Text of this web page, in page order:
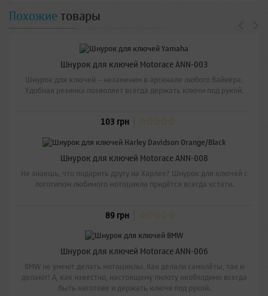
Похожиетовары
Шнурок для ключей Motorace ANN-003
Шнурок для ключей – незаменим в арсенале любого байкера.
Удобная резинка позволяет всегда держать ключи под рукой.
103 грн
Шнурок для ключей Motorace ANN-008
Не знаешь, что подарить другу на Харлее? Шнурок для ключей с
логотипом любимого мотоцикла придётся всегда кстати.
89 грн
Шнурок для ключей Motorace ANN-006
BMW не умеют делать мотоциклы. Как делали самолёты, так и
делают! А, как известно, настоящему пилоту необходимо всегда
быть наготове и держать ключи под рукой.